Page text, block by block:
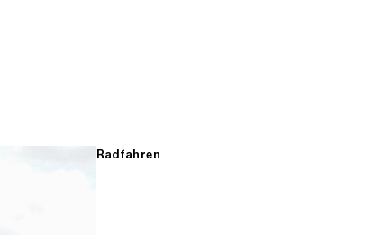
Radfahren